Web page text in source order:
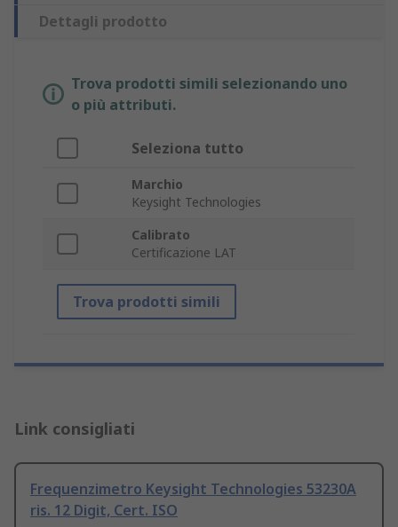
Dettagli prodotto
Trova prodotti simili selezionando uno
o più attributi.
Seleziona tutto
Marchio
Keysight Technologies
Calibrato
Certificazione LAT
Trova prodotti simili
Link consigliati
Frequenzimetro Keysight Technologies 53230A
ris. 12 Digit, Cert. ISO